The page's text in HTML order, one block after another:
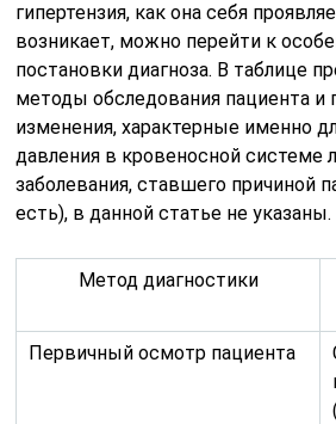
гипертензия, как она себя
возникает, можно перейти к
постановки диагноза. В таблице
методы обследования пациента и
изменения, характерные именно
давления в кровеносной системе
заболевания, ставшего причиной
есть), в данной статье не указаны.
Метод диагностики
Первичный осмотр пациента